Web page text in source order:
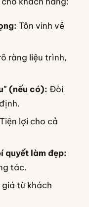
Tôn vinh vẻ
ràng liệu trình,
(nếu có): Đòi
Tiện lợi cho cả
quyết làm đẹp:
tác.
từ khách